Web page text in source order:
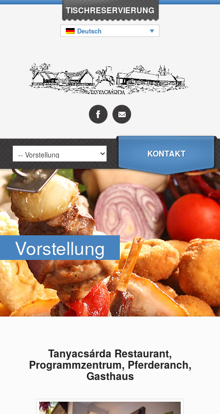
TISCHRESERVIERUNG
Deutsch
KONTAKT
Vorstellung
Tanyacsárda Restaurant,
Programmzentrum, Pferderanch,
Gasthaus